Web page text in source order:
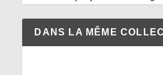
DANS LA MÊME